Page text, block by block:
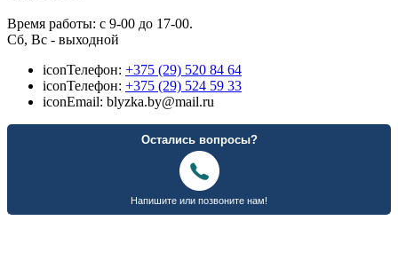
Время работы: с 9-00 до 17-00.
Сб, Вс - выходной
iconТелефон: +375 (29) 520 84 64
iconТелефон: +375 (29) 524 59 33
iconEmail: blyzka.by@mail.ru